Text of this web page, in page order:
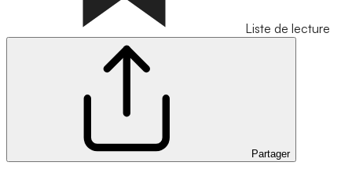
Liste de lecture
Partager